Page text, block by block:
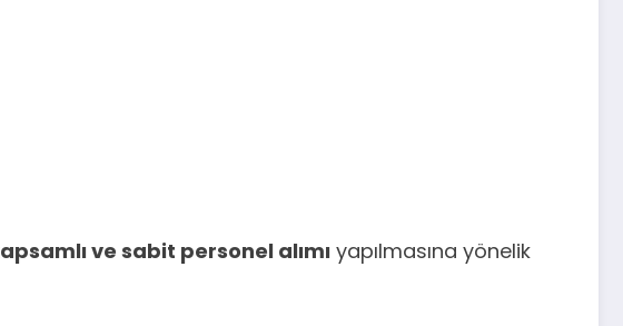
ve sabit personel alımı yapılmasına yönelik